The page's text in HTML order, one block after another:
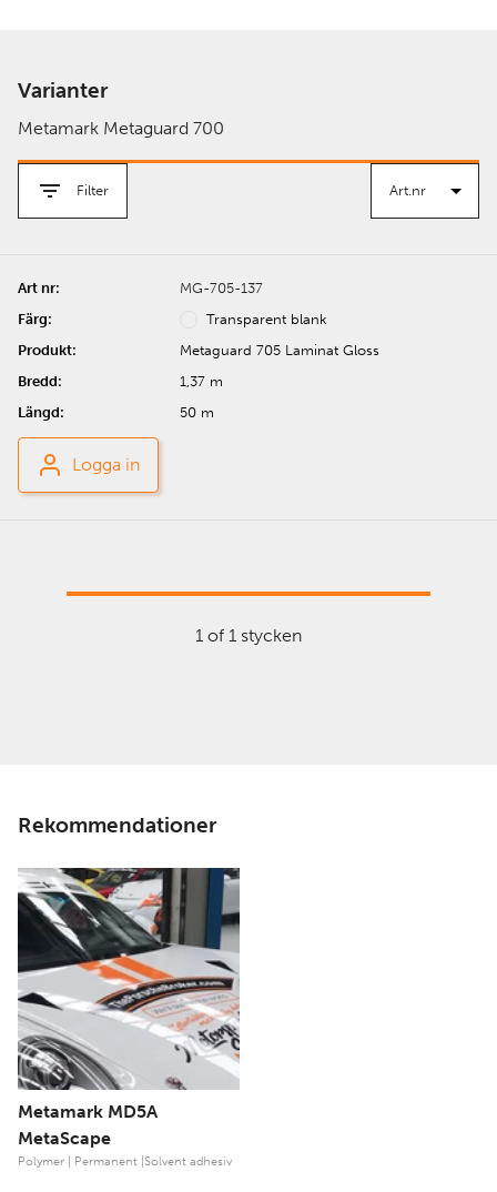
Varianter
Metamark Metaguard 700
Filter
MG-705-137
Transparent blank
Metaguard 705 Laminat Gloss
1,37 m
50 m
Logga in
1 of 1 stycken
Rekommendationer
Metamark MD5A
MetaScape
Polymer | Permanent |Solvent adhesiv